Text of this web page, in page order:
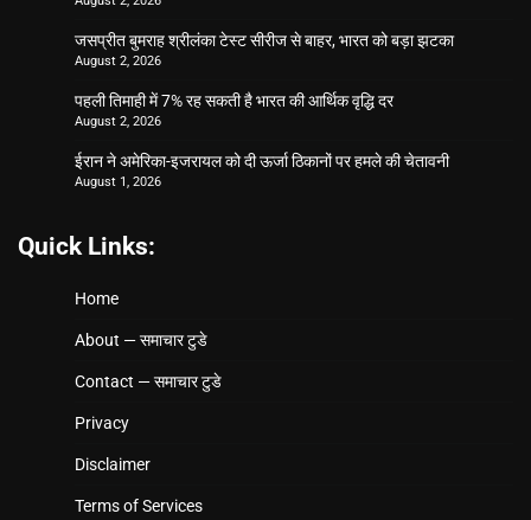
जसप्रीत बुमराह श्रीलंका टेस्ट सीरीज से बाहर, भारत को बड़ा झटका
August 2, 2026
पहली तिमाही में 7% रह सकती है भारत की आर्थिक वृद्धि दर
August 2, 2026
ईरान ने अमेरिका-इजरायल को दी ऊर्जा ठिकानों पर हमले की चेतावनी
August 1, 2026
Quick Links:
Home
About — समाचार टुडे
Contact — समाचार टुडे
Privacy
Disclaimer
Terms of Services